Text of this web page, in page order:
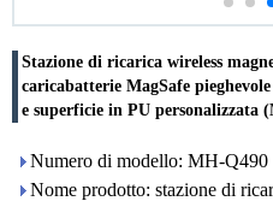
Stazione di ricarica wireless
caricabatterie MagSafe
e superficie in PU personalizzata
Numero di modello: MH-Q490
Nome prodotto: stazione di